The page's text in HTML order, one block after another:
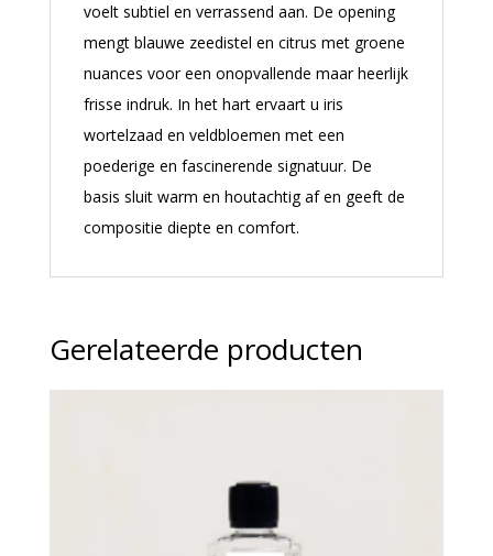
voelt subtiel en verrassend aan. De opening
mengt blauwe zeedistel en citrus met groene
nuances voor een onopvallende maar heerlijk
frisse indruk. In het hart ervaart u iris
wortelzaad en veldbloemen met een
poederige en fascinerende signatuur. De
basis sluit warm en houtachtig af en geeft de
compositie diepte en comfort.
Gerelateerde producten